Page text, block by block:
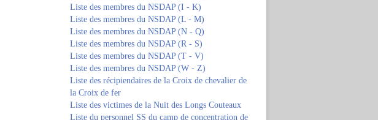
Liste des membres du NSDAP (I - K)
Liste des membres du NSDAP (L - M)
Liste des membres du NSDAP (N - Q)
Liste des membres du NSDAP (R - S)
Liste des membres du NSDAP (T - V)
Liste des membres du NSDAP (W - Z)
Liste des récipiendaires de la Croix de chevalier de
la Croix de fer
Liste des victimes de la Nuit des Longs Couteaux
Liste du personnel SS du camp de concentration de